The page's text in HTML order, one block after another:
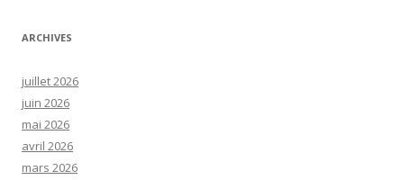
ARCHIVES
juillet 2026
juin 2026
mai 2026
avril 2026
mars 2026